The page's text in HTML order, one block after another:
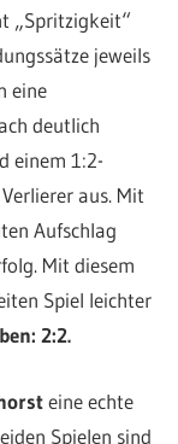
„Spritzigkeit“
jeweils
eine
deutlich
einem 1:2-
aus. Mit
Aufschlag
Mit diesem
Spiel leichter
2:2.
eine echte
Spielen sind